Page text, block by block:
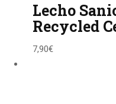
Lecho
Recycled
7,90€